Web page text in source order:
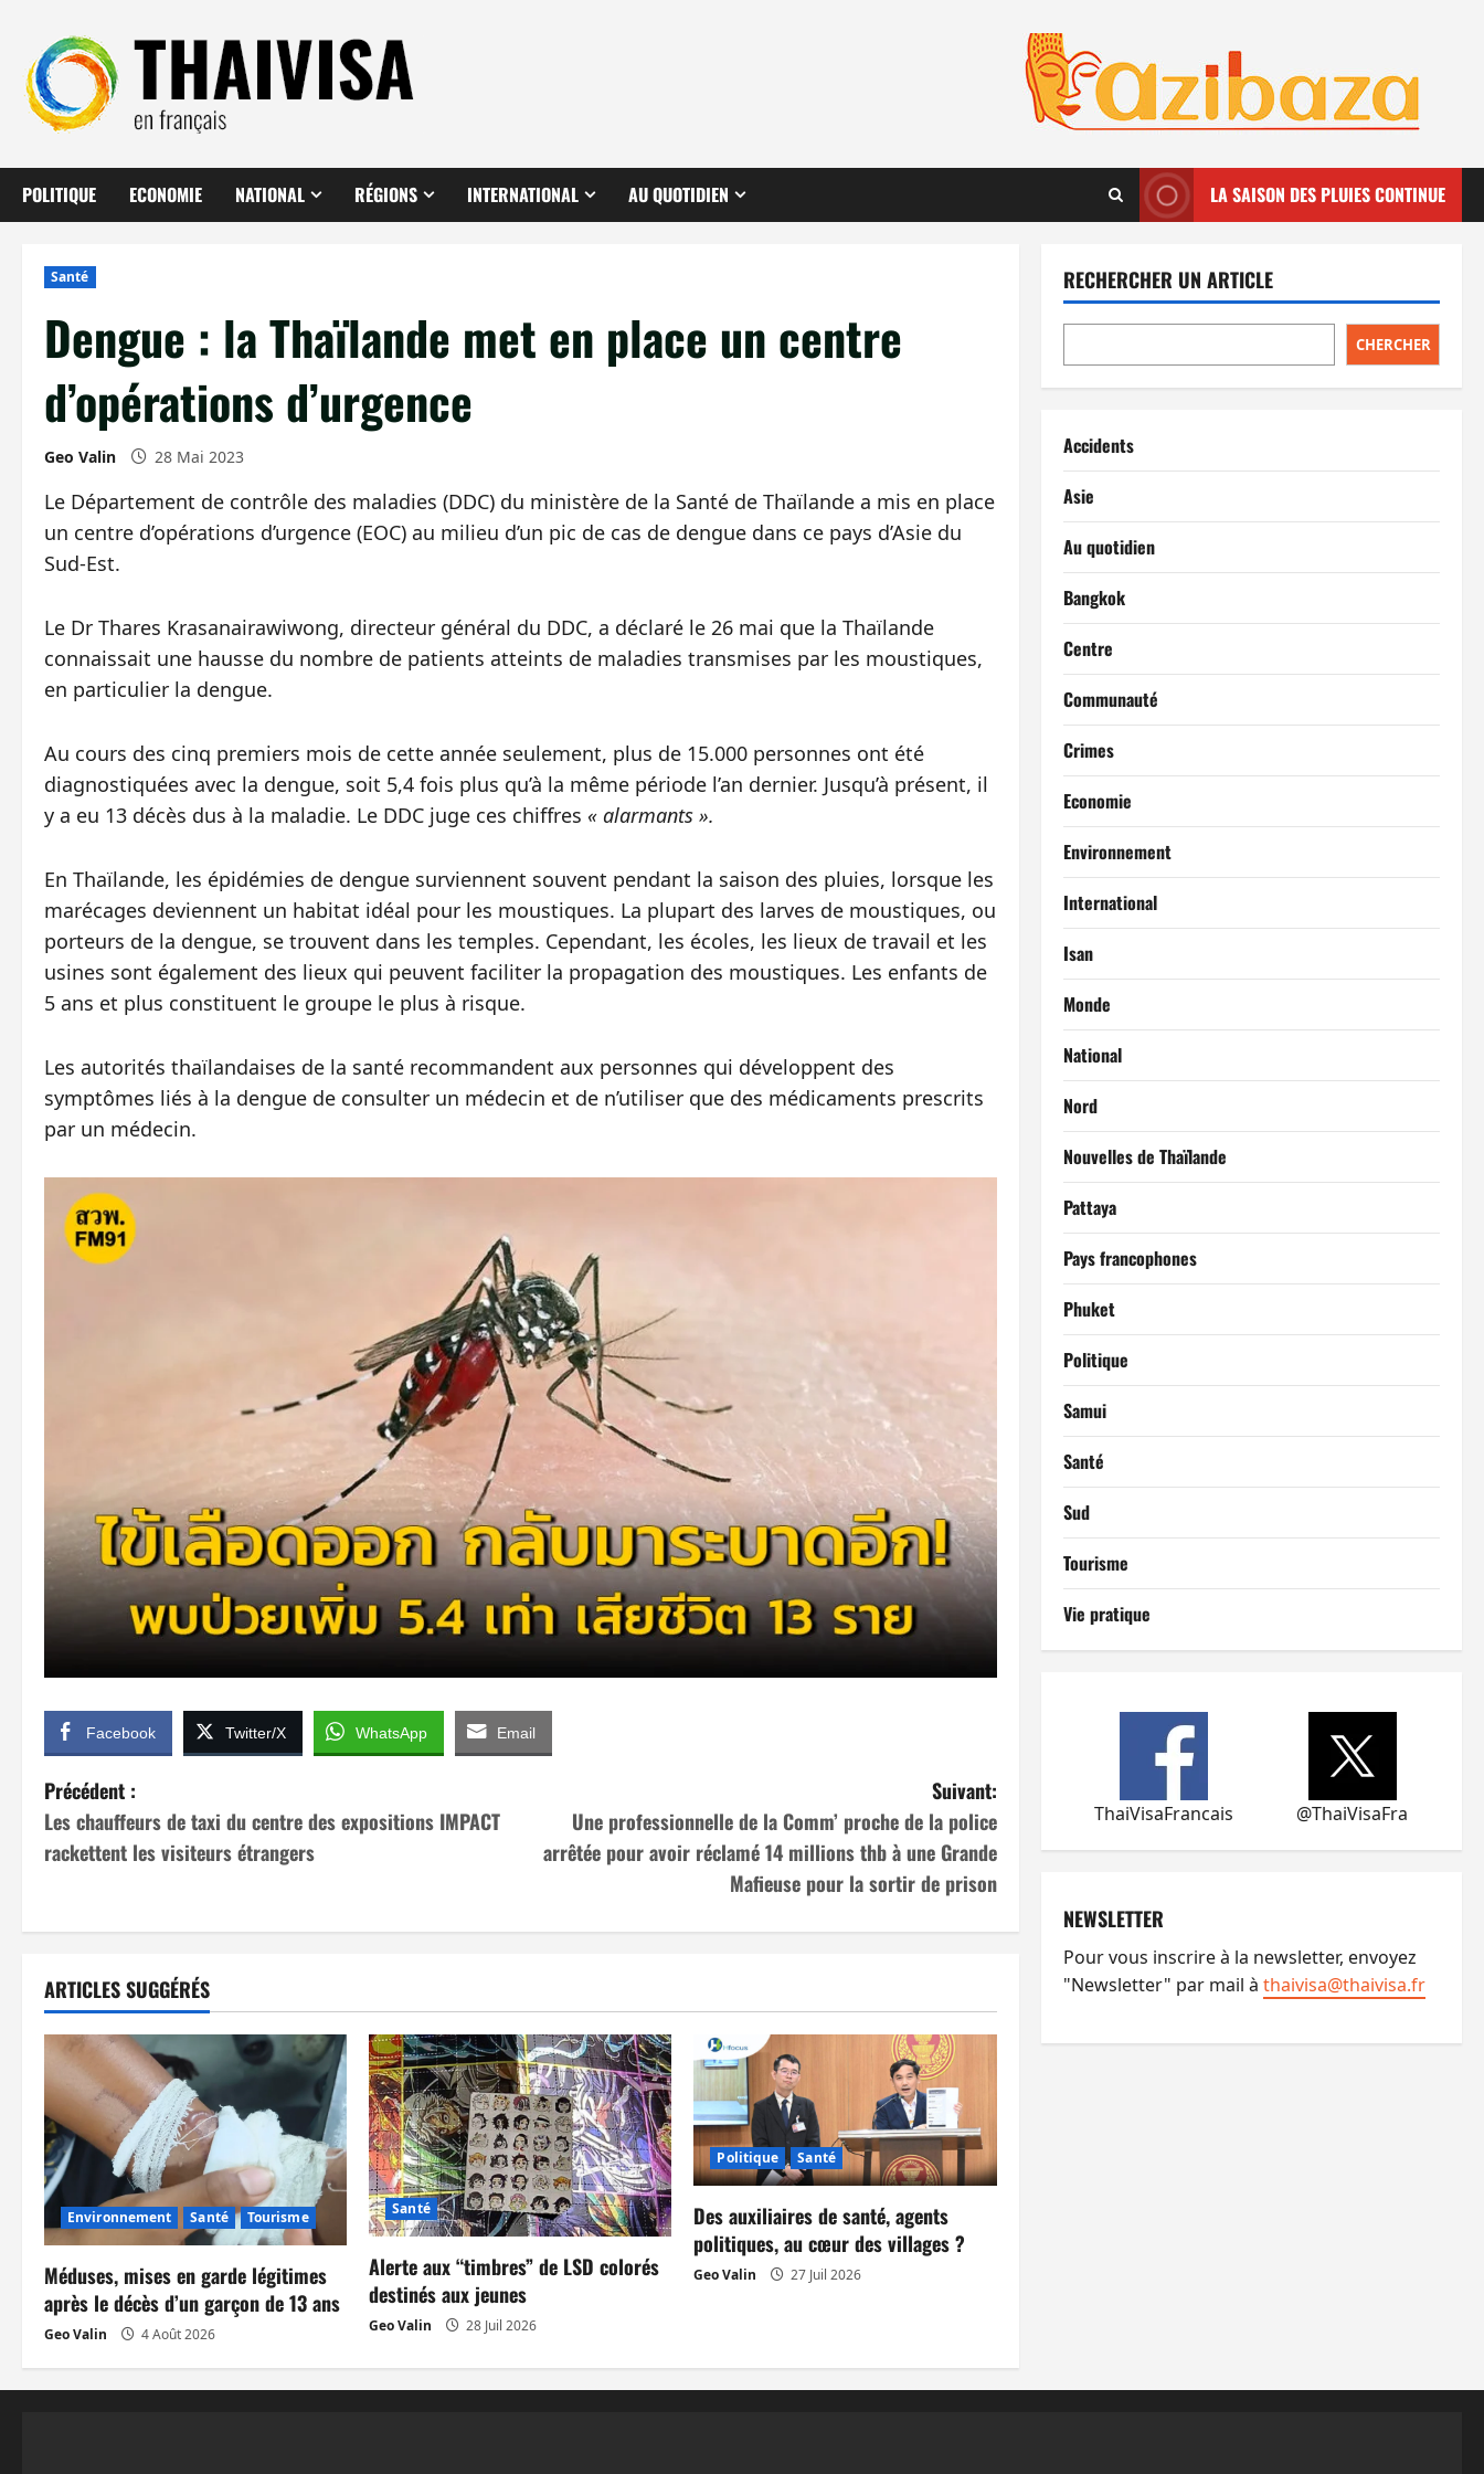
contenu
POLITIQUE ECONOMIE NATIONAL RÉGIONS INTERNATIONAL AU QUOTIDIEN LA SAISON DES PLUIES CONTINUE
Santé
Dengue : la Thaïlande met en place un centre
d’opérations d’urgence
Geo Valin 28 Mai 2023
Le Département de contrôle des maladies (DDC) du ministère de la Santé de Thaïlande a mis en place
un centre d’opérations d’urgence (EOC) au milieu d’un pic de cas de dengue dans ce pays d’Asie du
Sud-Est.
Le Dr Thares Krasanairawiwong, directeur général du DDC, a déclaré le 26 mai que la Thaïlande
connaissait une hausse du nombre de patients atteints de maladies transmises par les moustiques,
en particulier la dengue.
Au cours des cinq premiers mois de cette année seulement, plus de 15.000 personnes ont été
diagnostiquées avec la dengue, soit 5,4 fois plus qu’à la même période l’an dernier. Jusqu’à présent, il
y a eu 13 décès dus à la maladie. Le DDC juge ces chiffres « alarmants ».
En Thaïlande, les épidémies de dengue surviennent souvent pendant la saison des pluies, lorsque les
marécages deviennent un habitat idéal pour les moustiques. La plupart des larves de moustiques, ou
porteurs de la dengue, se trouvent dans les temples. Cependant, les écoles, les lieux de travail et les
usines sont également des lieux qui peuvent faciliter la propagation des moustiques. Les enfants de
5 ans et plus constituent le groupe le plus à risque.
Les autorités thaïlandaises de la santé recommandent aux personnes qui développent des
symptômes liés à la dengue de consulter un médecin et de n’utiliser que des médicaments prescrits
par un médecin.
Facebook Twitter/X WhatsApp Email
N
a
i
g
a
t
i
o
n
d
’
a
r
Précédent :
Les chauffeurs de taxi du centre des expositions IMPACT
rackettent les visiteurs étrangers
Suivant:
Une professionnelle de la Comm’ proche de la police
arrêtée pour avoir réclamé 14 millions thb à une Grande
Mafieuse pour la sortir de prison
ARTICLES SUGGÉRÉS
Environnement Santé Tourisme
Méduses, mises en garde légitimes
après le décès d’un garçon de 13 ans
Geo Valin 4 Août 2026
Santé
Alerte aux “timbres” de LSD colorés
destinés aux jeunes
Geo Valin 28 Juil 2026
Politique Santé
Des auxiliaires de santé, agents
politiques, au cœur des villages ?
Geo Valin 27 Juil 2026
RECHERCHER UN ARTICLE
CHERCHER
Accidents
Asie
Au quotidien
Bangkok
Centre
Communauté
Crimes
Economie
Environnement
International
Isan
Monde
National
Nord
Nouvelles de Thaïlande
Pattaya
Pays francophones
Phuket
Politique
Samui
Santé
Sud
Tourisme
Vie pratique
ThaiVisaFrancais @ThaiVisaFra
NEWSLETTER
Pour vous inscrire à la newsletter, envoyez
"Newsletter" par mail à thaivisa@thaivisa.fr